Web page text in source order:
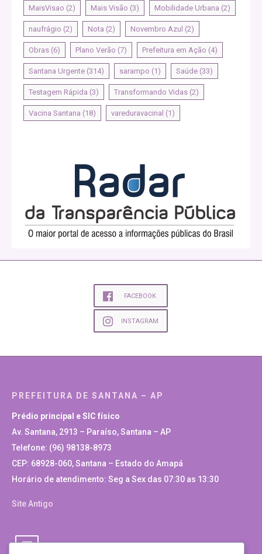
MaisVisao (2) Mais Visão (3) Mobilidade Urbana (2)
naufrágio (2) Nota (2) Novembro Azul (2)
Obras (6) Plano Verão (7) Prefeitura em Ação (4)
Santana Urgente (314) sarampo (1) Saúde (33)
Testagem Rápida (3) Transformando Vidas (2)
Vacina Santana (18) vareduravacinal (1)
FACEBOOK
INSTAGRAM
PREFEITURA DE SANTANA – AP
Prédio principal e SIC físico
Av. Santana, 2913 – Paraíso, Santana – AP
Telefone: (96) 98138-8973
CEP: 68928-060, Santana – Estado do Amapá
Horário de atendimento: Seg a Sex das 07:30 as 13:30
Site Antigo